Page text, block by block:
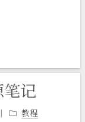
记
教程